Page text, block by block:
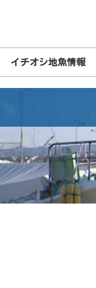
イチオシ地魚情報